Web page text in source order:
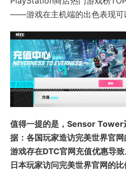
——游戏在主机端的出色表现可
值得一提的是，Sensor Tower
据：各国玩家造访完美世界官
游戏存在DTC官网充值优惠导
日本玩家访问完美世界官网的